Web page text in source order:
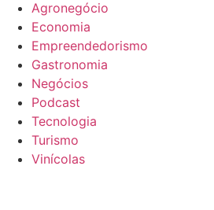
Agronegócio
Economia
Empreendedorismo
Gastronomia
Negócios
Podcast
Tecnologia
Turismo
Vinícolas